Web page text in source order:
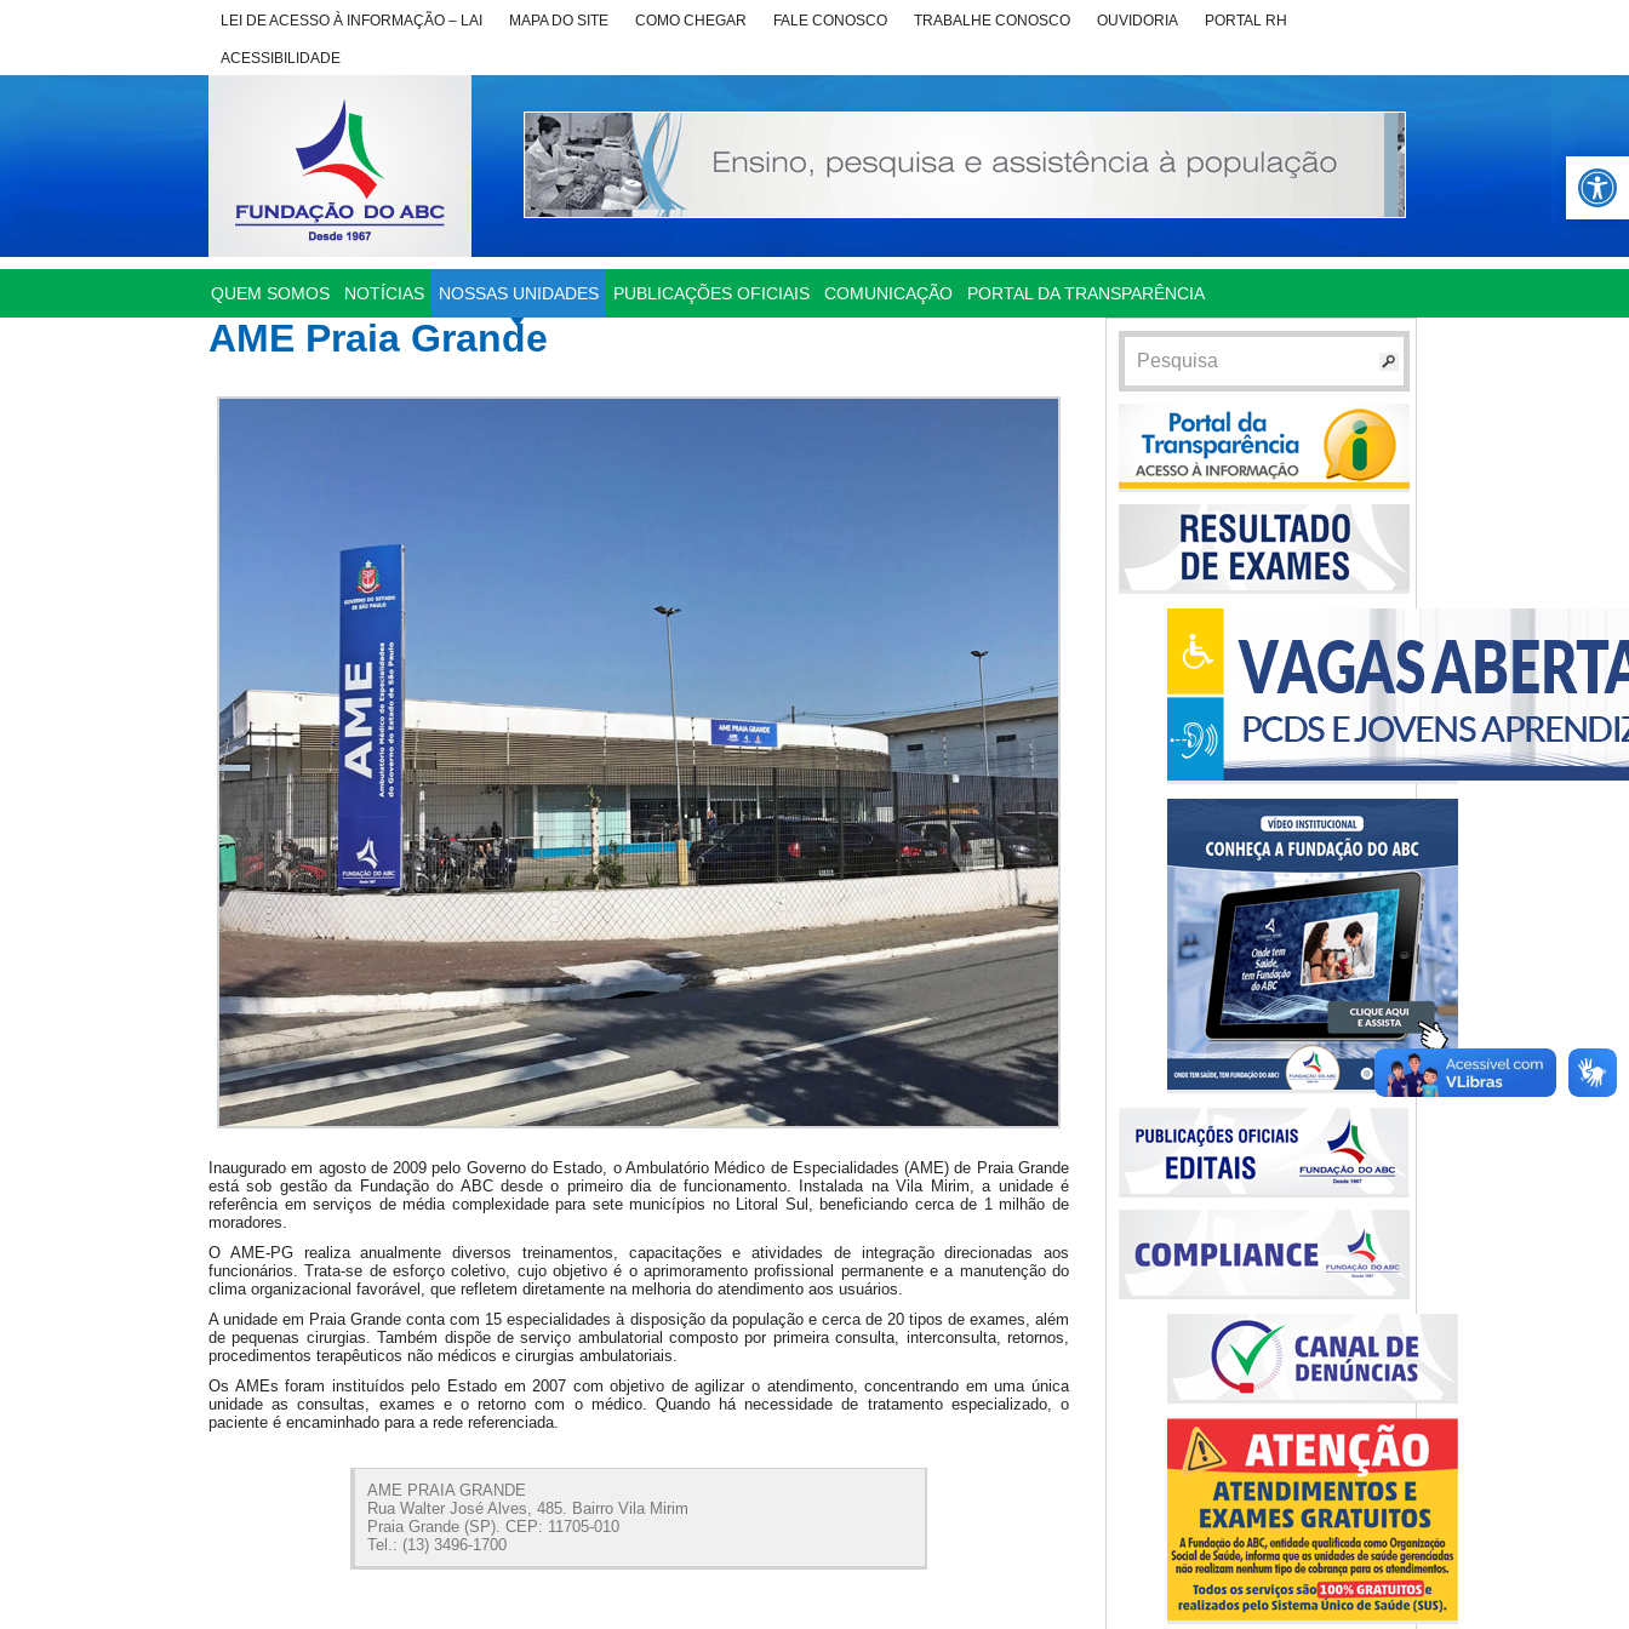
Abrir
LEI DE ACESSO À INFORMAÇÃO – LAI MAPA DO SITE COMO CHEGAR FALE CONOSCO TRABALHE CONOSCO OUVIDORIA PORTAL RH
ACESSIBILIDADE
QUEM SOMOS NOTÍCIAS NOSSAS UNIDADES PUBLICAÇÕES OFICIAIS COMUNICAÇÃO PORTAL DA TRANSPARÊNCIA
AME Praia Grande
Inaugurado em agosto de 2009 pelo Governo do Estado, o Ambulatório Médico de Especialidades (AME) de Praia Grande
está sob gestão da Fundação do ABC desde o primeiro dia de funcionamento. Instalada na Vila Mirim, a unidade é
referência em serviços de média complexidade para sete municípios no Litoral Sul, beneficiando cerca de 1 milhão de
moradores.
O AME-PG realiza anualmente diversos treinamentos, capacitações e atividades de integração direcionadas aos
funcionários. Trata-se de esforço coletivo, cujo objetivo é o aprimoramento profissional permanente e a manutenção do
clima organizacional favorável, que refletem diretamente na melhoria do atendimento aos usuários.
A unidade em Praia Grande conta com 15 especialidades à disposição da população e cerca de 20 tipos de exames, além
de pequenas cirurgias. Também dispõe de serviço ambulatorial composto por primeira consulta, interconsulta, retornos,
procedimentos terapêuticos não médicos e cirurgias ambulatoriais.
Os AMEs foram instituídos pelo Estado em 2007 com objetivo de agilizar o atendimento, concentrando em uma única
unidade as consultas, exames e o retorno com o médico. Quando há necessidade de tratamento especializado, o
paciente é encaminhado para a rede referenciada.
AME PRAIA GRANDE
Rua Walter José Alves, 485. Bairro Vila Mirim
Praia Grande (SP). CEP: 11705-010
Tel.: (13) 3496-1700